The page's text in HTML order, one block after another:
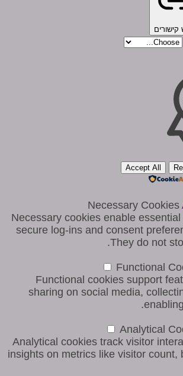
קישורים
Accept All
Necessary Cookies
Necessary cookies enable
secure log-ins and consent
They do not
Functional
Functional cookies support
sharing on social media,
Analytical
Analytical cookies track visitor
insights on metrics like visitor count,